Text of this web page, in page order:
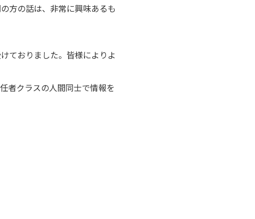
方の話は、非常に興味あるも
ておりました。皆様によりよ
者クラスの人間同士で情報を